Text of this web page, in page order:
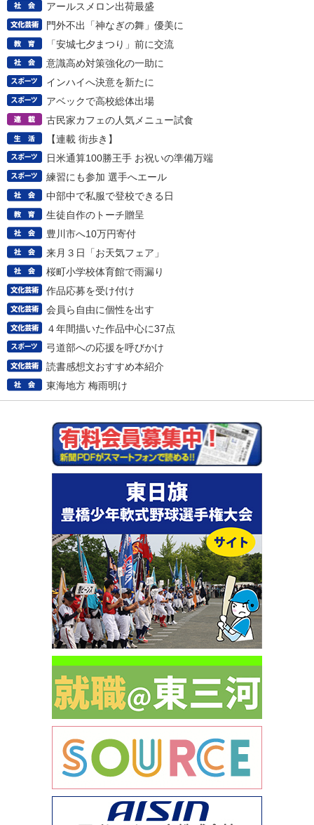
アールスメロン出荷最盛
門外不出「神なぎの舞」優美に
「安城七夕まつり」前に交流
意識高め対策強化の一助に
インハイへ決意を新たに
アベックで高校総体出場
古民家カフェの人気メニュー試食
【連載 街歩き】
日米通算100勝王手 お祝いの準備万端
練習にも参加 選手へエール
中部中で私服で登校できる日
生徒自作のトーチ贈呈
豊川市へ10万円寄付
来月３日「お天気フェア」
桜町小学校体育館で雨漏り
作品応募を受け付け
会員ら自由に個性を出す
４年間描いた作品中心に37点
弓道部への応援を呼びかけ
読書感想文おすすめ本紹介
東海地方 梅雨明け